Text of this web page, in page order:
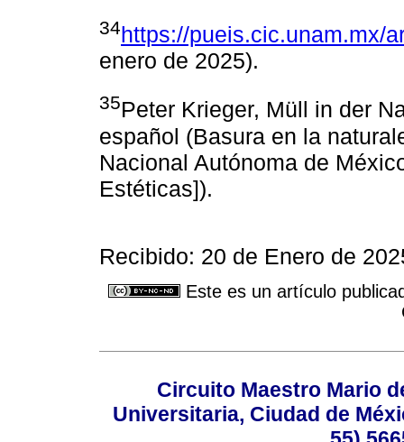
34https://pueis.cic.unam.mx/
enero de 2025).
35Peter Krieger, Müll in der
español (Basura en la
Nacional Autónoma de
Estéticas]).
Recibido: 20 de Enero de
Este es un artículo
Circuito Maestro Mario
Universitaria, Ciudad de